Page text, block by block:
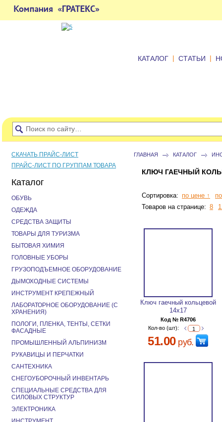
КАТАЛОГ | СТАТЬИ |
ГЛАВНАЯ КАТАЛОГ
КЛЮЧ ГАЕЧНЫЙ
Сортировка: по цене ↑
Товаров на странице: 8
Ключ гаечный кольцевой
14х17
Код № R4706
Кол-во (шт):
51.00руб.
СКАЧАТЬ ПРАЙС-ЛИСТ
ПРАЙС-ЛИСТ ПО ГРУППАМ ТОВАРА
Каталог
ОБУВЬ
ОДЕЖДА
СРЕДСТВА ЗАЩИТЫ
ТОВАРЫ ДЛЯ ТУРИЗМА
БЫТОВАЯ ХИМИЯ
ГОЛОВНЫЕ УБОРЫ
ГРУЗОПОДЪЕМНОЕ ОБОРУДОВАНИЕ
ДЫМОХОДНЫЕ СИСТЕМЫ
ИНСТРУМЕНТ КРЕПЕЖНЫЙ
ЛАБОРАТОРНОЕ ОБОРУДОВАНИЕ (С
ХРАНЕНИЯ)
ПОЛОГИ, ПЛЕНКА, ТЕНТЫ, СЕТКИ
ФАСАДНЫЕ
ПРОМЫШЛЕННЫЙ АЛЬПИНИЗМ
РУКАВИЦЫ И ПЕРЧАТКИ
САНТЕХНИКА
СНЕГОУБОРОЧНЫЙ ИНВЕНТАРЬ
СПЕЦИАЛЬНЫЕ СРЕДСТВА ДЛЯ
СИЛОВЫХ СТРУКТУР
ЭЛЕКТРОНИКА